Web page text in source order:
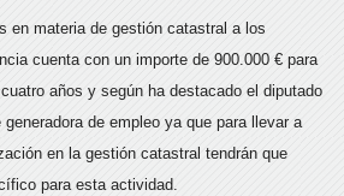
en materia de gestión catastral a los
cuenta con un importe de 900.000 € para
años y según ha destacado el diputado
de empleo ya que para llevar a
en la gestión catastral tendrán que
para esta actividad.